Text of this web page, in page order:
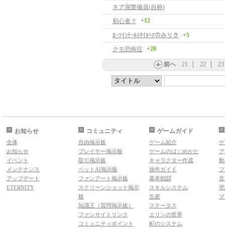
ネア湖警備員(自称)
初心者？
+12
ﾛｰﾂｲﾝﾃｰﾙｽﾀｲﾙﾍｱのみりき
+5
クモ恐怖症
+20
前へ 21 22 23
お知らせ
全体
お知らせ
イベント
メンテナンス
アップデート
ETERNITY
コミュニティ
自由掲示板
プレイヤー掲示板
取引掲示板
ペットAI掲示板
ファンアート掲示板
スクリーンショット掲示
板
知識王（質問掲示板）
ファンサイトリンク
コミュニティポイント
ゲームガイド
ゲーム紹介
ゲームのはじめかた
キャラクター作成
操作ガイド
基本戦闘
スキルシステム
生産
ステータス
エリンの世界
町のシステム